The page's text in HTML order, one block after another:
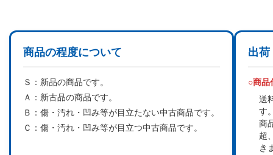
商品の程度について
Ｓ： 新品の商品です。
Ａ： 新古品の商品です。
Ｂ： 傷・汚れ・凹み等が目立たない中古商品です。
Ｃ： 傷・汚れ・凹み等が目立つ中古商品です。
出荷
○商品
送
す
商
超
き